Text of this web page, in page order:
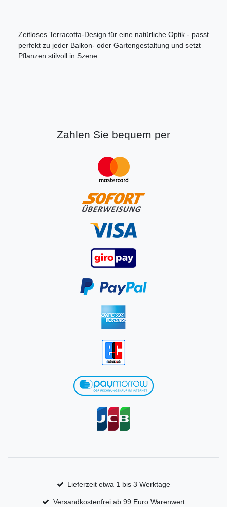
Zeitloses Terracotta-Design für eine natürliche Optik - passt
perfekt zu jeder Balkon- oder Gartengestaltung und setzt
Pflanzen stilvoll in Szene
Zahlen Sie bequem per
Lieferzeit etwa 1 bis 3 Werktage
Versandkostenfrei ab 99 Euro Warenwert